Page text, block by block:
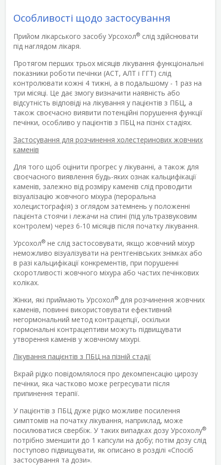
Особливості щодо застосування
Прийом лікарського засобу Урсохол® слід здійснювати
під наглядом лікаря.
Протягом перших трьох місяців лікування функціональні
показники роботи печінки (АСТ, АЛТ і ГГТ) слід
контролювати кожні 4 тижні, а в подальшому - 1 раз на
три місяці. Це дає змогу визначити наявність або
відсутність відповіді на лікування у пацієнтів з ПБЦ, а
також своєчасно виявити потенційні порушення функції
печінки, особливо у пацієнтів з ПБЦ на пізніх стадіях.
Застосування для розчинення холестеринових жовчних
каменів
Для того щоб оцінити прогрес у лікуванні, а також для
своєчасного виявлення будь-яких ознак кальцифікації
каменів, залежно від розміру каменів слід проводити
візуалізацію жовчного міхура (пероральна
холецистографія) з оглядом затемнень у положенні
пацієнта стоячи і лежачи на спині (під ультразвуковим
контролем) через 6-10 місяців після початку лікування.
Урсохол® не слід застосовувати, якщо жовчний міхур
неможливо візуалізувати на рентгенівських знімках або
в разі кальцифікації конкрементів, при порушенні
скоротливості жовчного міхура або частих печінкових
коліках.
Жінки, які приймають Урсохол® для розчинення жовчних
каменів, повинні використовувати ефективний
негормональний метод контрацепції, оскільки
гормональні контрацептиви можуть підвищувати
утворення каменів у жовчному міхурі.
Лікування пацієнтів з ПБЦ на пізній стадії
Вкрай рідко повідомлялося про декомпенсацію цирозу
печінки, яка частково може регресувати після
припинення терапії.
У пацієнтів з ПБЦ дуже рідко можливе посилення
симптомів на початку лікування, наприклад, може
посилюватися свербіж. У таких випадках дозу Урсохолу®
потрібно зменшити до 1 капсули на добу; потім дозу слід
поступово підвищувати, як описано в розділі «Спосіб
застосування та дози».